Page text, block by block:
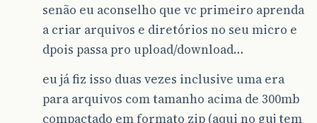
senão eu aconselho que vc primeiro aprenda
a criar arquivos e diretórios no seu micro e
dpois passa pro upload/download…
eu já fiz isso duas vezes inclusive uma era
para arquivos com tamanho acima de 300mb
compactado em formato zip (aqui no guj tem